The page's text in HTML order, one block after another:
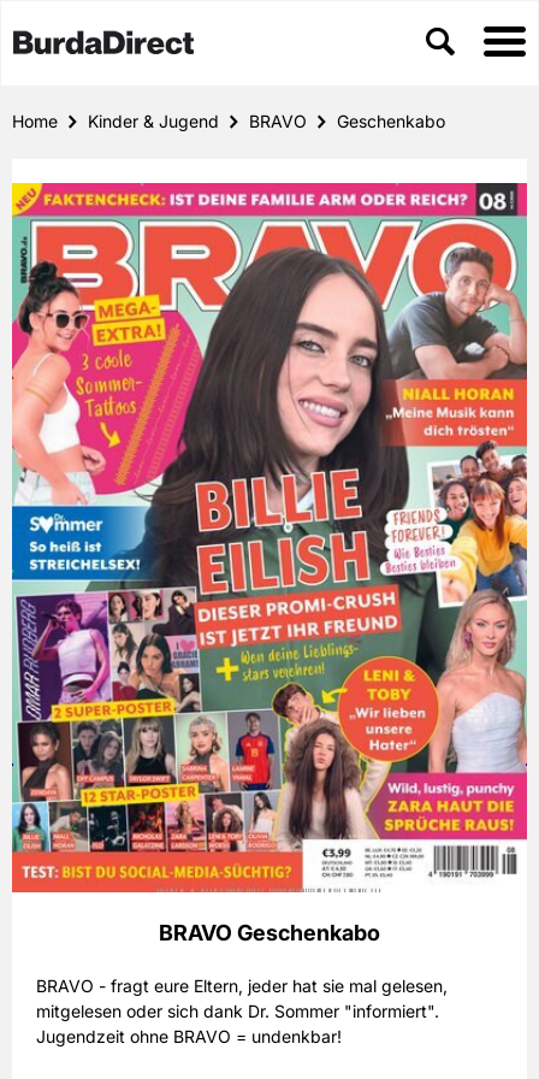
Home Kinder & Jugend BRAVO Geschenkabo
BRAVO Geschenkabo
BRAVO - fragt eure Eltern, jeder hat sie mal gelesen,
mitgelesen oder sich dank Dr. Sommer "informiert".
Jugendzeit ohne BRAVO = undenkbar!